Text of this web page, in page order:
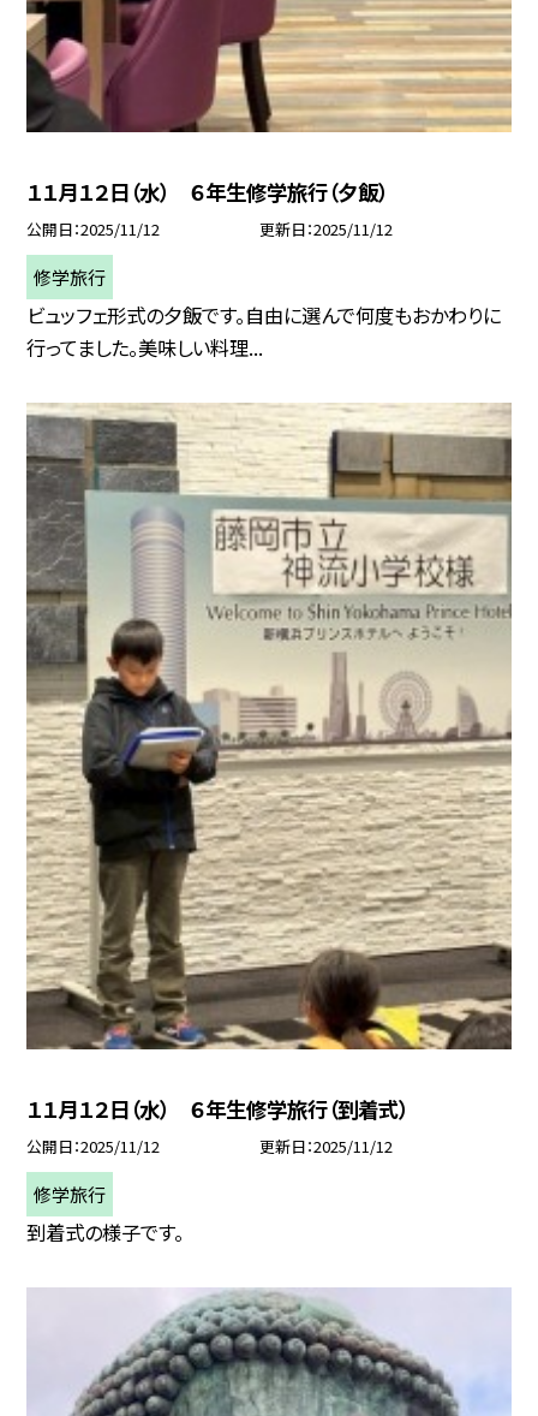
１１月１２日（水） ６年生修学旅行（夕飯）
公開日 2025/11/12 更新日 2025/11/12
修学旅行
ビュッフェ形式の夕飯です。自由に選んで何度もおかわりに
行ってました。美味しい料理...
１１月１２日（水） ６年生修学旅行（到着式）
公開日 2025/11/12 更新日 2025/11/12
修学旅行
到着式の様子です。